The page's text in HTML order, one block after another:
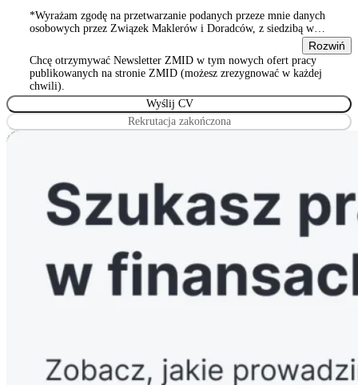
*Wyrażam zgodę na przetwarzanie podanych przeze mnie danych
osobowych przez Związek Maklerów i Doradców, z siedzibą w
stowarzyszeń, innych organizacji społecznych i zawodowych,
Wyrażam zgodę na przetwarzanie podanych przeze mnie danych
osobowych przez Związek Maklerów i Doradców, z siedzibą w
Warszawie 00-815, ul. Sienna 93/2, wpisanym do rejestru
stowarzyszeń, innych organizacji społecznych i zawodowych
Rozwiń
Chcę otrzymywać Newsletter ZMID w tym nowych ofert pracy
publikowanych na stronie ZMID (możesz zrezygnować w każdej
chwili).
Rekrutacja zakończona